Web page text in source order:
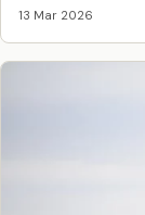
13 Mar 2026